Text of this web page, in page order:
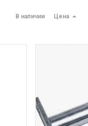
В наличии Цена